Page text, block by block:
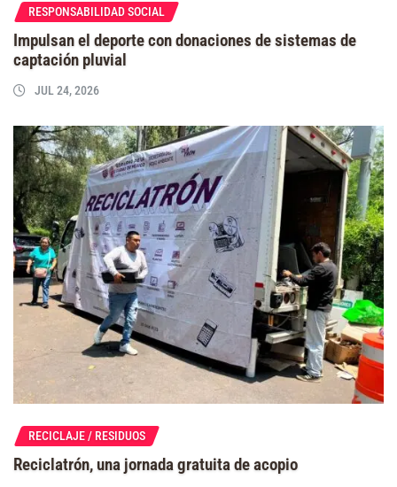
RESPONSABILIDAD SOCIAL
Impulsan el deporte con donaciones de sistemas de
captación pluvial
JUL 24, 2026
RECICLAJE / RESIDUOS
Reciclatrón, una jornada gratuita de acopio